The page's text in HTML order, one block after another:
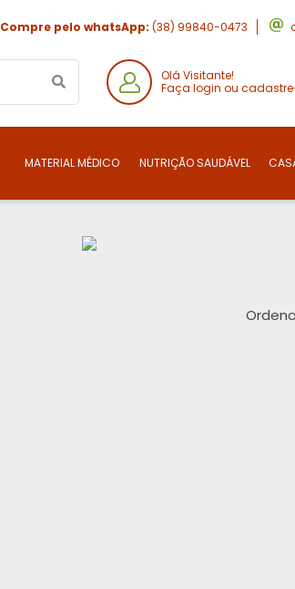
Compre pelo whatsApp: (38) 99840-0473
Olá Visitante!
Faça login ou
MATERIAL MÉDICO NUTRIÇÃO SAUDÁVEL